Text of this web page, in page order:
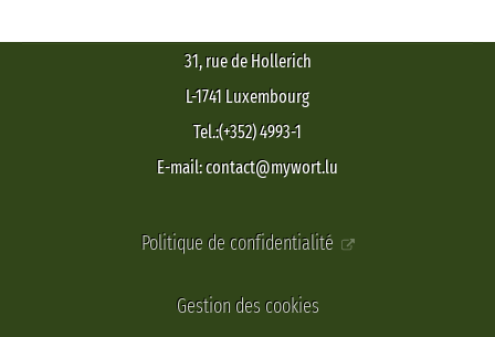
31, rue de Hollerich
L-1741 Luxembourg
Tel.:(+352) 4993-1
E-mail: contact@mywort.lu
Politique de confidentialité
Gestion des cookies